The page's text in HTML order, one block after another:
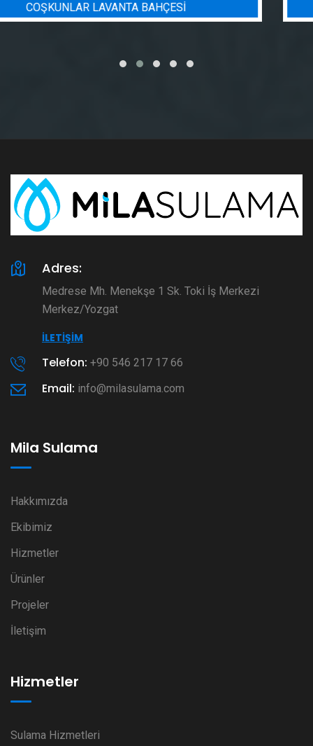
BADEM BAHÇESI SULAMA PROJESI
Adres:
Medrese Mh. Menekşe 1 Sk. Toki İş Merkezi
Merkez/Yozgat
İLETIŞIM
Telefon: +90 546 217 17 66
Email: info@milasulama.com
Mila Sulama
Hakkımızda
Ekibimiz
Hizmetler
Ürünler
Projeler
İletişim
Hizmetler
Sulama Hizmetleri